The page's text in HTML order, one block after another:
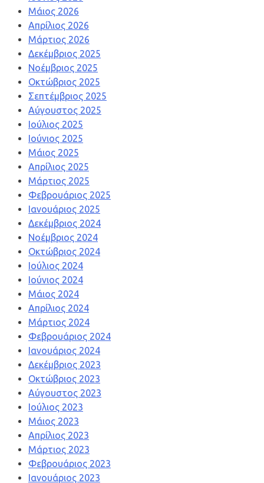
Μάιος 2026
Απρίλιος 2026
Μάρτιος 2026
Δεκέμβριος 2025
Νοέμβριος 2025
Οκτώβριος 2025
Σεπτέμβριος 2025
Αύγουστος 2025
Ιούλιος 2025
Ιούνιος 2025
Μάιος 2025
Απρίλιος 2025
Μάρτιος 2025
Φεβρουάριος 2025
Ιανουάριος 2025
Δεκέμβριος 2024
Νοέμβριος 2024
Οκτώβριος 2024
Ιούλιος 2024
Ιούνιος 2024
Μάιος 2024
Απρίλιος 2024
Μάρτιος 2024
Φεβρουάριος 2024
Ιανουάριος 2024
Δεκέμβριος 2023
Οκτώβριος 2023
Αύγουστος 2023
Ιούλιος 2023
Μάιος 2023
Απρίλιος 2023
Μάρτιος 2023
Φεβρουάριος 2023
Ιανουάριος 2023